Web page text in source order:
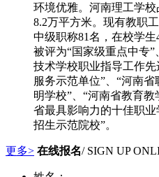
环境优雅。河南理工学
8.2万平方米。现有教职
中级职称81名，在校学
被评为“国家级重点中专”
技术学校职业指导工作
服务示范单位”、“河南
明学校”、“河南省教育
省最具影响力的十佳职
招生示范院校”。
更多> 在线报名/ SIGN UP